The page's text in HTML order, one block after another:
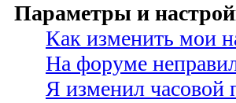
Параметры и
Как изменить мои
На форуме
Я изменил часовой